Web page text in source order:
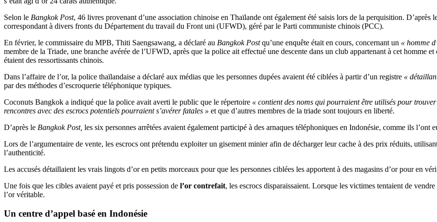
Selon le Bangkok Post, 46 livres provenant d’une association chinoise en Thaïlande ont également été saisis lors de la perquisition. D’après
correspondant à divers fronts du Département du travail du Front uni (UFWD), géré par le Parti communiste chinois (PCC).
En février, le commissaire du MPB, Thiti Saengsawang, a déclaré au Bangkok Postqu’une enquête était en cours, concernant un « homme
membre de la Triade, une branche avérée de l’UFWD, après que la police ait effectué une descente dans un club appartenant à cet homme
étaient des ressortissants chinois.
Dans l’affaire de l’or, la police thaïlandaise a déclaré aux médias que les personnes dupées avaient été ciblées à partir d’un registre «
par des méthodes d’escroquerie téléphonique typiques.
Coconuts Bangkok a indiqué que la police avait averti le public que le répertoire « contient des noms qui pourraient être utilisés pour trouver
rencontres avec des escrocs potentiels pourraient s’avérer fatales » et que d’autres membres de la triade sont toujours en liberté.
D’après le Bangkok Post, les six personnes arrêtées avaient également participé à des arnaques téléphoniques en Indonésie, comme ils l’ont
Lors de l’argumentaire de vente, les escrocs ont prétendu exploiter un gisement minier afin de décharger leur cache à des prix réduits,
l’authenticité.
Les accusés détaillaient les vrais lingots d’or en petits morceaux pour que les personnes ciblées les apportent à des magasins d’or pour en
Une fois que les cibles avaient payé et pris possession de l’or contrefait, les escrocs disparaissaient. Lorsque les victimes tentaient de
l’or véritable.
Un centre d’appel basé en Indonésie